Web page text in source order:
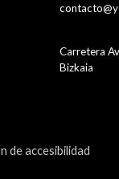
Carretera
Bizkaia
de accesibilidad